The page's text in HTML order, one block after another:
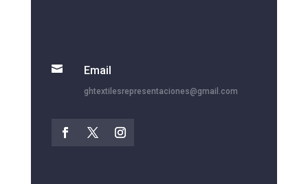
 Email
ghtextilesrepresentaciones@gmail.com